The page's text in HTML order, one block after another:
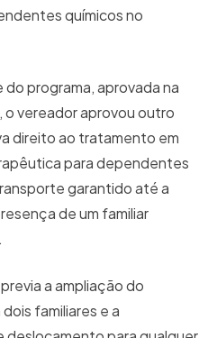
químicos no
do programa, aprovada na
vereador aprovou outro
direito ao tratamento em
para dependentes
garantido até a
de um familiar
a ampliação do
familiares e a